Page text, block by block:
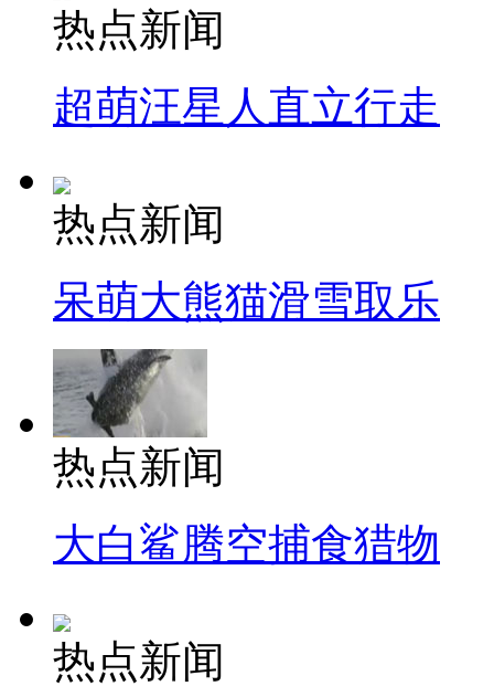
热点新闻
超萌汪星人直立行走
热点新闻
呆萌大熊猫滑雪取乐
热点新闻
大白鲨腾空捕食猎物
热点新闻